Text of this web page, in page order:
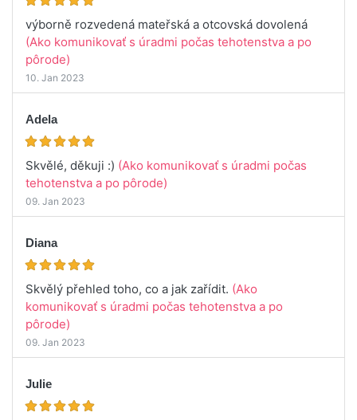
výborně rozvedená mateřská a otcovská dovolená
(Ako komunikovať s úradmi počas tehotenstva a po
pôrode)
10. Jan 2023
Adela
Skvělé, děkuji :) (Ako komunikovať s úradmi počas
tehotenstva a po pôrode)
09. Jan 2023
Diana
Skvělý přehled toho, co a jak zařídit. (Ako
komunikovať s úradmi počas tehotenstva a po
pôrode)
09. Jan 2023
Julie